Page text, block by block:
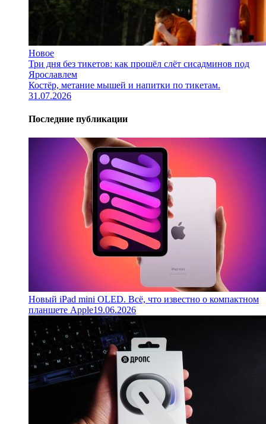
Новое
Три дня без тикетов: как прошёл слёт сисадминов под
Ярославлем
Костёр, метание мышей и напитки по тикетам.
31.07.2026
Последние публикации
Новый iPad mini OLED. Всё, что известно о компактном
планшете Apple19.06.2026